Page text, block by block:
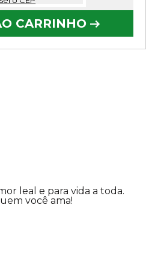
CARRINHO
leal e para vida a toda.
você ama!